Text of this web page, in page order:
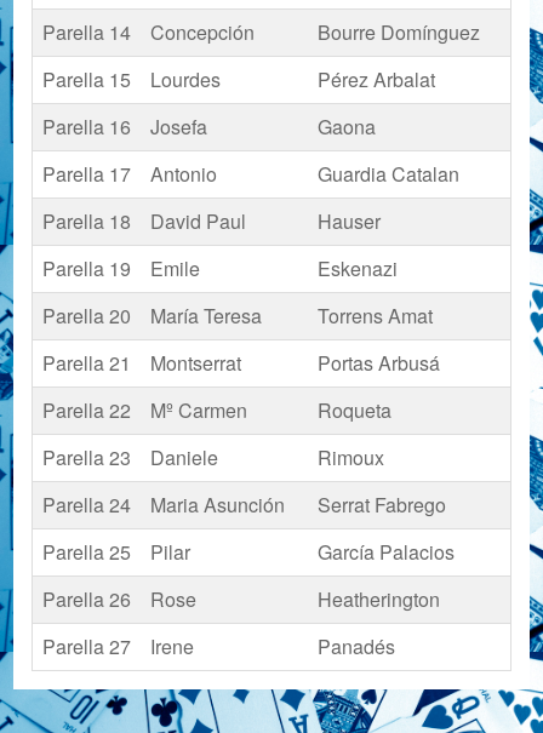
Parella 14
Concepción
Bourre Domínguez
Parella 15
Lourdes
Pérez Arbalat
Parella 16
Josefa
Gaona
Parella 17
Antonio
Guardia Catalan
Parella 18
David Paul
Hauser
Parella 19
Emile
Eskenazi
Parella 20
María Teresa
Torrens Amat
Parella 21
Montserrat
Portas Arbusá
Parella 22
Mº Carmen
Roqueta
Parella 23
Daniele
Rimoux
Parella 24
Maria Asunción
Serrat Fabrego
Parella 25
Pilar
García Palacios
Parella 26
Rose
Heatherington
Parella 27
Irene Panadés